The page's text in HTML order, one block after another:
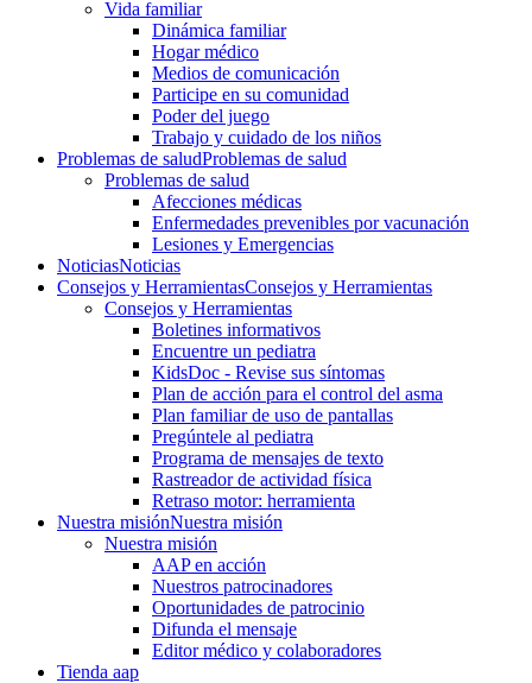
Vida familiar
Dinámica familiar
Hogar médico
Medios de comunicación
Participe en su comunidad
Poder del juego
Trabajo y cuidado de los niños
Problemas de saludProblemas de salud
Problemas de salud
Afecciones médicas
Enfermedades prevenibles por vacunación
Lesiones y Emergencias
NoticiasNoticias
Consejos y HerramientasConsejos y Herramientas
Consejos y Herramientas
Boletines informativos
Encuentre un pediatra
KidsDoc - Revise sus síntomas
Plan de acción para el control del asma
Plan familiar de uso de pantallas
Pregúntele al pediatra
Programa de mensajes de texto
Rastre​​ador de activida​d física
Retraso motor: herramienta
Nuestra misiónNuestra misión
Nuestra misión
AAP en acción
Nuestros patrocinadores
Oportunidades de patrocinio
Difunda el mensaje
Editor médico y colaboradores
Tienda aap